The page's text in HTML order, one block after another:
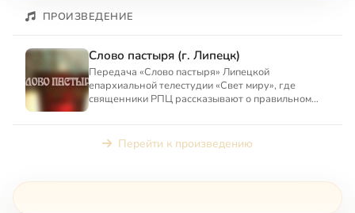
ПРОИЗВЕДЕНИЕ
Слово пастыря (г. Липецк)
Передача «Слово пастыря» Липецкой
епархиальной телестудии «Свет миру», где
священники РПЦ рассказывают о правильном
Перейти к произведению